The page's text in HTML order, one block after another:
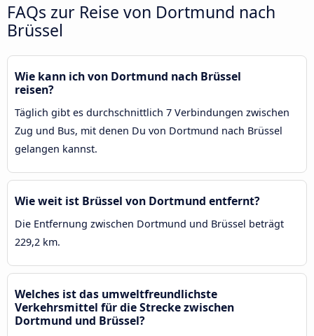
FAQs zur Reise von Dortmund nach
Brüssel
Wie kann ich von Dortmund nach Brüssel
reisen?
Täglich gibt es durchschnittlich 7 Verbindungen zwischen
Zug und Bus, mit denen Du von Dortmund nach Brüssel
gelangen kannst.
Wie weit ist Brüssel von Dortmund entfernt?
Die Entfernung zwischen Dortmund und Brüssel beträgt
229,2 km.
Welches ist das umweltfreundlichste
Verkehrsmittel für die Strecke zwischen
Dortmund und Brüssel?